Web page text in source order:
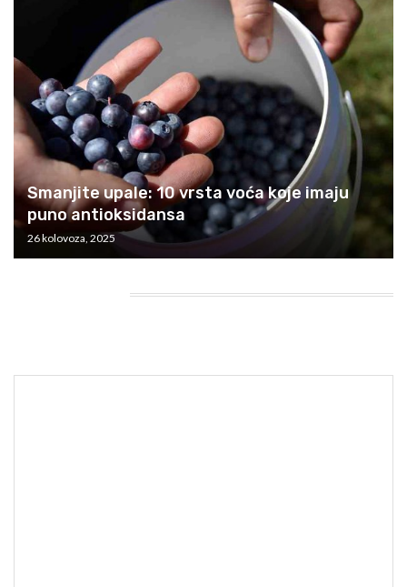
Smanjite upale: 10 vrsta voća koje imaju
puno antioksidansa
26 kolovoza, 2025